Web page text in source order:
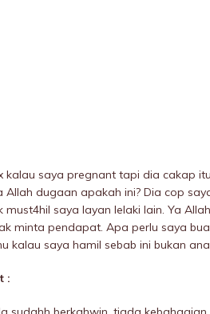
kalau saya pregnant tapi dia cakap
Allah dugaan apakah ini? Dia cop
saya layan lelaki lain. Ya
minta pendapat. Apa perlu saya
kalau saya hamil sebab ini bukan
: